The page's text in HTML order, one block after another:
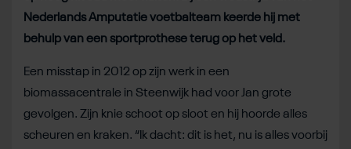
Nederlands Amputatie voetbalteam keerde hij met
behulp van een sportprothese terug op het veld.
Een misstap in 2012 op zijn werk in een
biomassacentrale in Steenwijk had voor Jan grote
gevolgen. Zijn knie schoot op sloot en hij hoorde alles
scheuren en kraken. “Ik dacht: dit is het, nu is alles voorbij